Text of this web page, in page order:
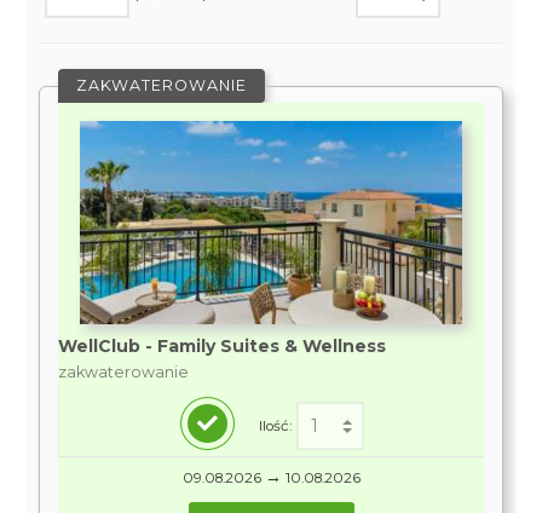
ZAKWATEROWANIE
WellClub - Family Suites & Wellness
zakwaterowanie
Ilość:
09.08.2026 → 10.08.2026